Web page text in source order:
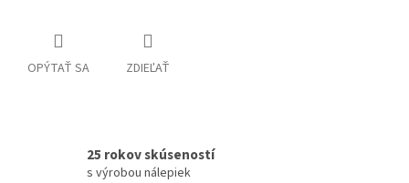
OPÝTAŤ SA ZDIEĽAŤ
25 rokov skúseností
s výrobou nálepiek